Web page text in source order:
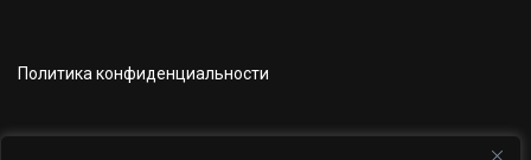
Политика конфиденциальности